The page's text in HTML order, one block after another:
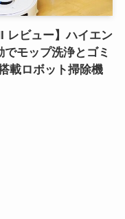
レビュー】ハイエン
でモップ洗浄とゴミ
載ロボット掃除機